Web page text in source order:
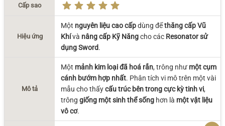
Cấp sao
Hiệu ứng
Một nguyên liệu cao cấpdùng đểthăng cấp Vũ
Khívà nâng cấp Kỹ Năngcho các Resonator sử
dụng Sword.
Mô tả
Một mảnh kim loại đã hoá rắn, trông như một cụm
cánh bướm hợp nhất. Phân tích vi mô trên một vài
mẫu cho thấycấu trúc bên trong cực kỳ tinh vi,
trông giống một sinh thể sống hơn là một vật liệu
vô cơ.